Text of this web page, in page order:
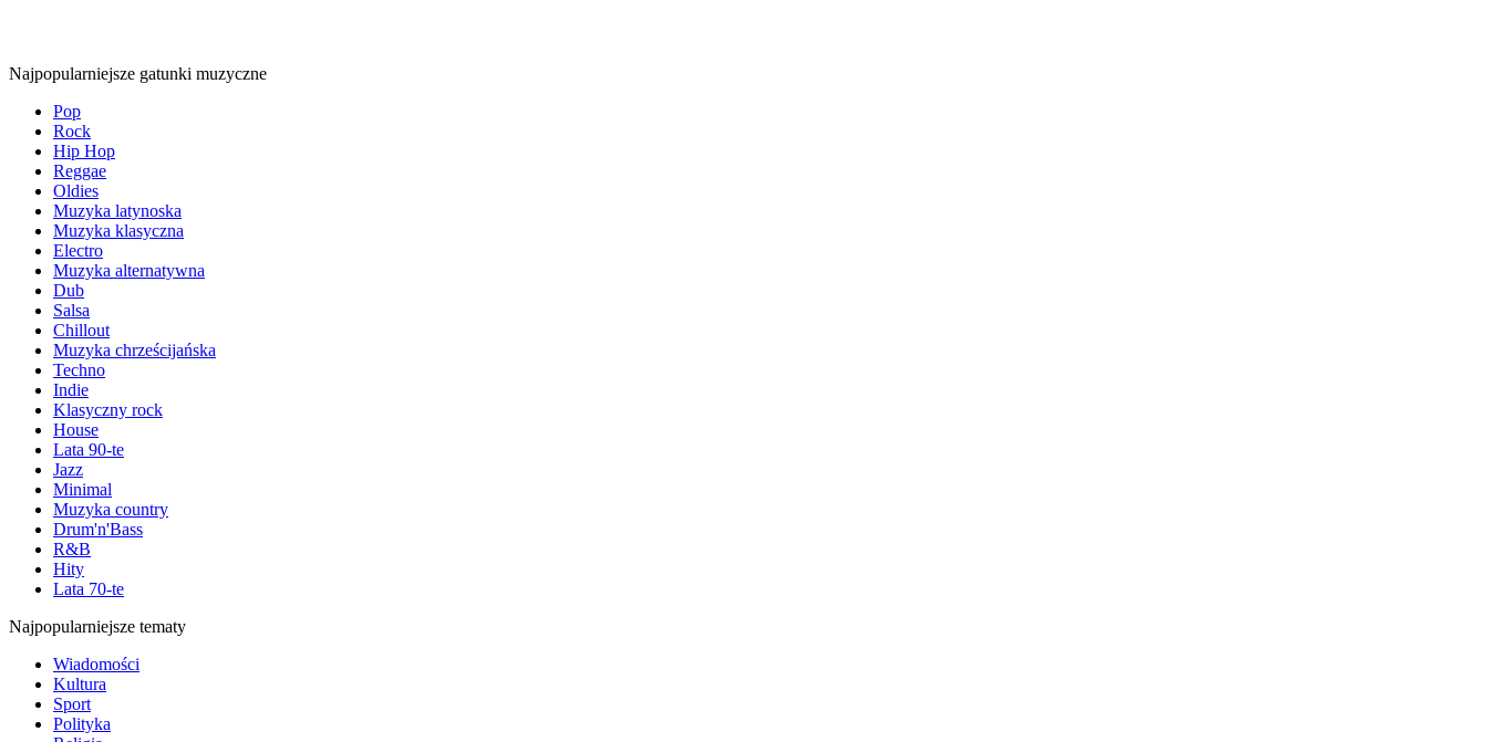
Najpopularniejsze gatunki muzyczne
Pop
Rock
Hip Hop
Reggae
Oldies
Muzyka latynoska
Muzyka klasyczna
Electro
Muzyka alternatywna
Dub
Salsa
Chillout
Muzyka chrześcijańska
Techno
Indie
Klasyczny rock
House
Lata 90-te
Jazz
Minimal
Muzyka country
Drum'n'Bass
R&B
Hity
Lata 70-te
Najpopularniejsze tematy
Wiadomości
Kultura
Sport
Polityka